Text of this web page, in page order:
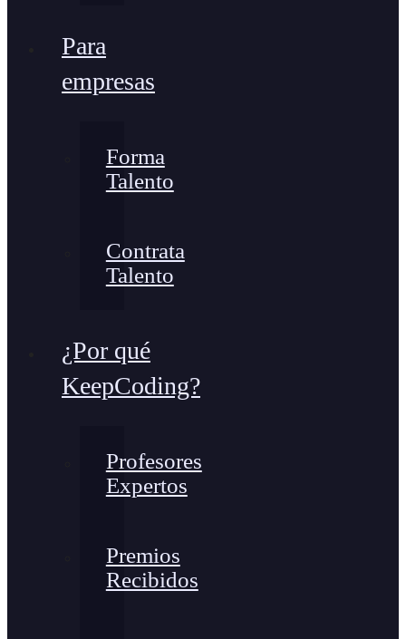
Para
empresas
Forma
Talento
Contrata
Talento
¿Por qué
KeepCoding?
Profesores
Expertos
Premios
Recibidos